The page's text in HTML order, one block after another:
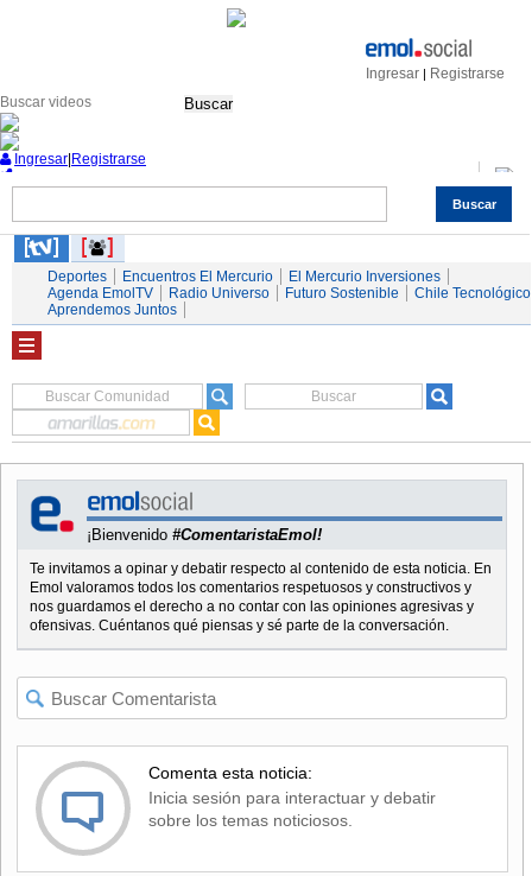
Ingresar | Registrarse
Buscar
Buscar
Ingresar Registrarse
Servicios
Deportes Encuentros El Mercurio
El Mercurio Inversiones
Agenda EmolTV
Radio Universo Futuro Sostenible
Chile Tecnológico
Aprendemos Juntos
¡Bienvenido #ComentaristaEmol!
Te invitamos a opinar y debatir respecto al contenido de esta noticia. En
Emol valoramos todos los comentarios respetuosos y constructivos y
nos guardamos el derecho a no contar con las opiniones agresivas y
ofensivas. Cuéntanos qué piensas y sé parte de la conversación.
Comenta esta noticia:
Inicia sesión para interactuar y debatir
sobre los temas noticiosos.